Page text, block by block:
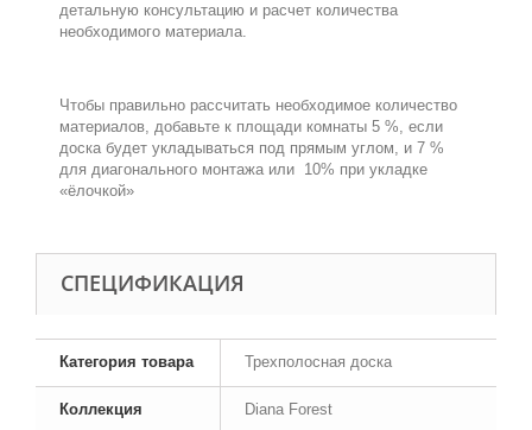
детальную консультацию и расчет количества
необходимого материала.
Чтобы правильно рассчитать необходимое количество
материалов, добавьте к площади комнаты 5 %, если
доска будет укладываться под прямым углом, и 7 %
для диагонального монтажа или 10% при укладке
«ёлочкой»
CПЕЦИФИКАЦИЯ
Категория товара Трехполосная доска
Коллекция Diana Forest